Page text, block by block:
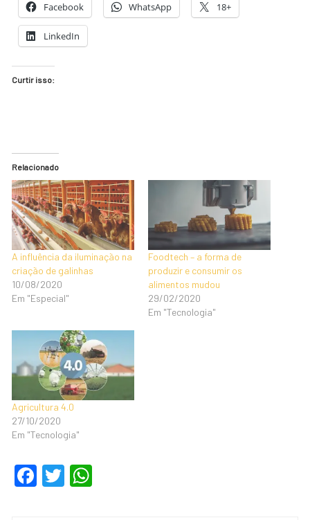
Facebook WhatsApp 18+
LinkedIn
Curtir isso:
Relacionado
A influência da iluminação na
criação de galinhas
10/08/2020
Em "Especial"
Foodtech – a forma de
produzir e consumir os
alimentos mudou
29/02/2020
Em "Tecnologia"
Agricultura 4.0
27/10/2020
Em "Tecnologia"
F
T